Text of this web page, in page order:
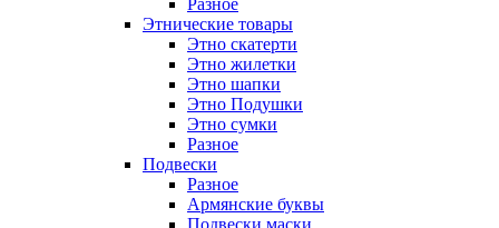
Разное
Этнические товары
Этно скатерти
Этно жилетки
Этно шапки
Этно Подушки
Этно сумки
Разное
Подвески
Разное
Армянские буквы
Подвески маски